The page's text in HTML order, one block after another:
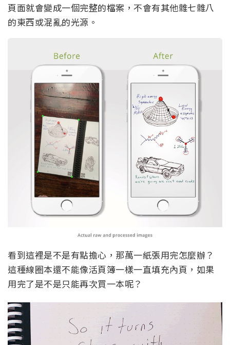
頁面就會變成一個完整的檔案，不會有其他雜七雜八
的東西或混亂的光源。
看到這裡是不是有點擔心，那萬一紙張用完怎麼辦？
這種線圈本還不能像活頁簿一樣一直填充內頁，如果
用完了是不是只能再次買一本呢？